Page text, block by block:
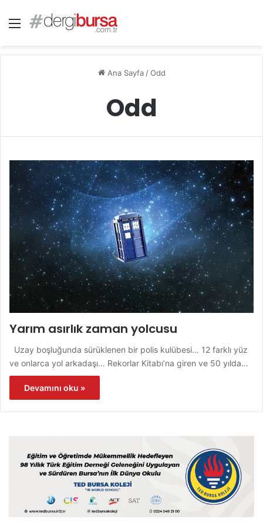
Menü
Ana Sayfa / Odd
Odd
Yarım asırlık zaman yolcusu
Uzay boşluğunda sürüklenen bir polis kulübesi… 12 farklı yüz
ve onlarca yol arkadaşı… Rekorlar Kitabı’na giren ve 50 yılda…
Devamını oku »